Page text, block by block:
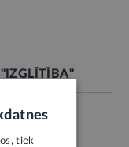
"IZGLĪTĪBA"
tiek